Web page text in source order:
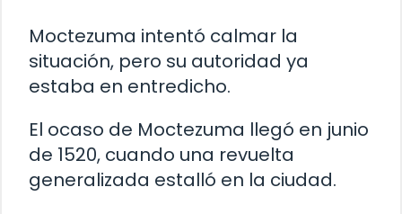
Moctezuma intentó calmar la
situación, pero su autoridad ya
estaba en entredicho.
El ocaso de Moctezuma llegó en junio
de 1520, cuando una revuelta
generalizada estalló en la ciudad.